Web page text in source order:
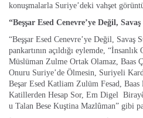
konuşmalarla Suriye’deki vahşet
“Beşşar Esed Cenevre’ye Değil,
“Beşşar Esed Cenevre’ye Değil, Savaş
pankartının açıldığı eylemde,
Müslüman Zulme Ortak Olamaz, Baas
Onuru Suriye’de Ölmesin, Suriyeli
Beşar Esed Katliam Zulüm Fesad, Baas
Katillerden Hesap Sor, Em Digel
u Talan Bese Kuştina Mazlûman” gibi